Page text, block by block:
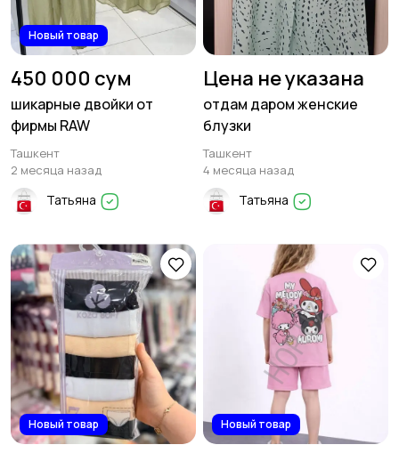
Новый товар
450 000 сум
шикарные двойки от
фирмы RAW
Ташкент
2 месяца назад
Татьяна
Цена не указана
отдам даром женские
блузки
Ташкент
4 месяца назад
Татьяна
Новый товар Новый товар